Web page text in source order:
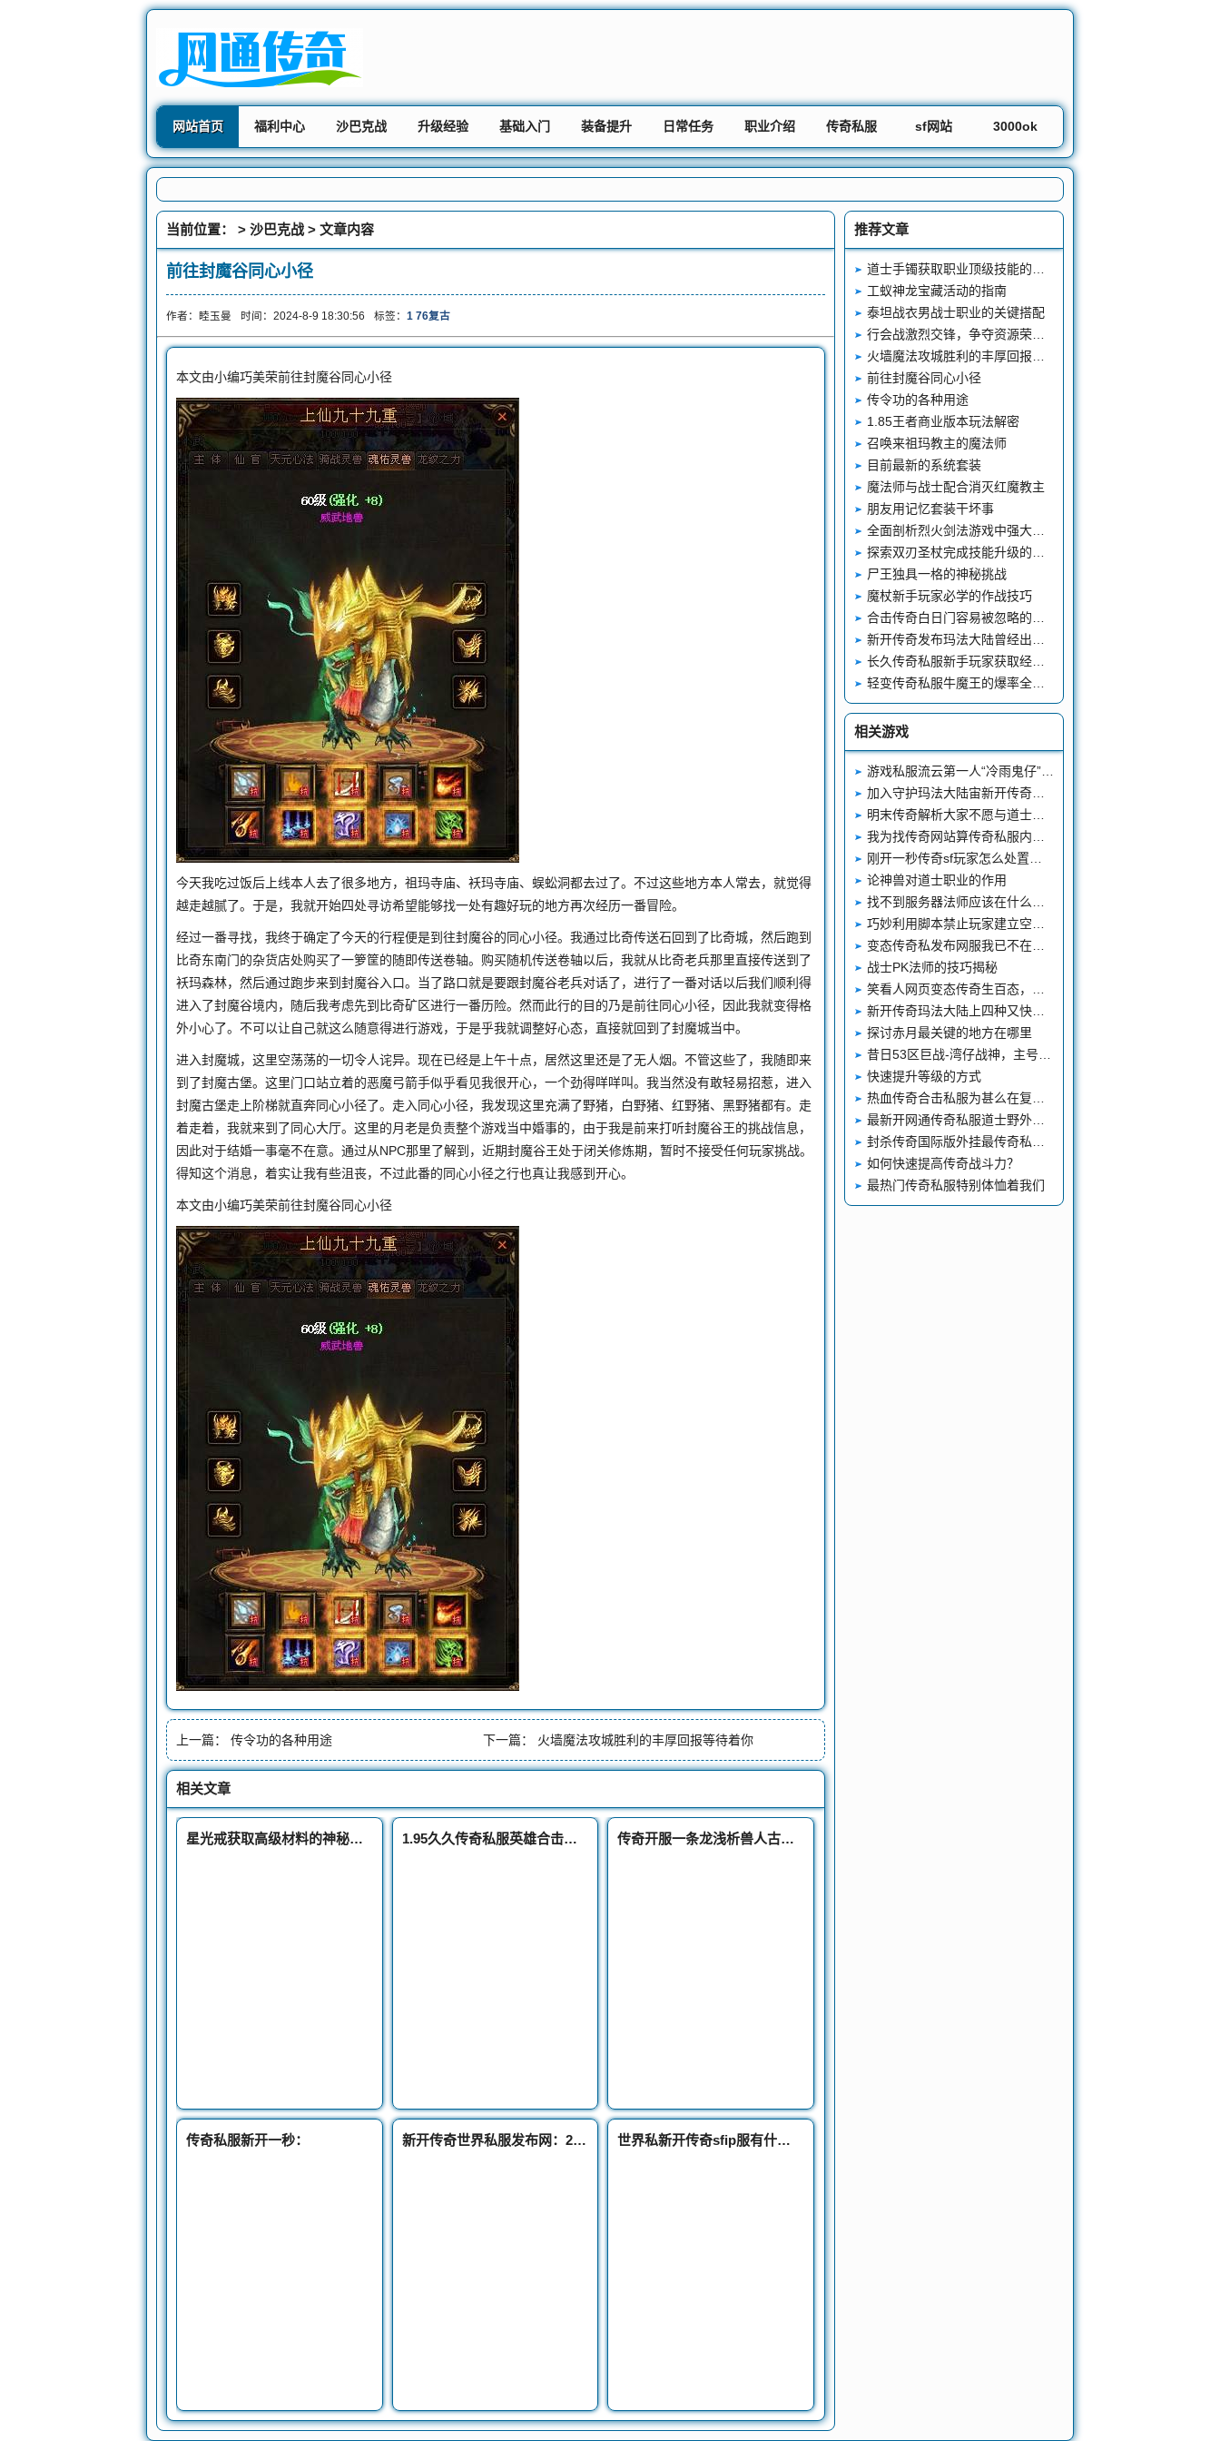
网站首页 福利中心 沙巴克战 升级经验 基础入门 装备提升 日常任务 职业介绍 传奇私服 sf网站 3000ok
当前位置： > 沙巴克战> 文章内容
前往封魔谷同心小径
作者：睦玉曼 时间：2024-8-9 18:30:56 标签： 1 76复古
本文由小编巧美荣前往封魔谷同心小径
今天我吃过饭后上线本人去了很多地方，祖玛寺庙、袄玛寺庙、蜈蚣洞都去过了。不过这些地方本人常去，就觉得
越走越腻了。于是，我就开始四处寻访希望能够找一处有趣好玩的地方再次经历一番冒险。
经过一番寻找，我终于确定了今天的行程便是到往封魔谷的同心小径。我通过比奇传送石回到了比奇城，然后跑到
比奇东南门的杂货店处购买了一箩筐的随即传送卷轴。购买随机传送卷轴以后，我就从比奇老兵那里直接传送到了
袄玛森林，然后通过跑步来到封魔谷入口。当了路口就是要跟封魔谷老兵对话了，进行了一番对话以后我们顺利得
进入了封魔谷境内，随后我考虑先到比奇矿区进行一番历险。然而此行的目的乃是前往同心小径，因此我就变得格
外小心了。不可以让自己就这么随意得进行游戏，于是乎我就调整好心态，直接就回到了封魔城当中。
进入封魔城，这里空荡荡的一切令人诧异。现在已经是上午十点，居然这里还是了无人烟。不管这些了，我随即来
到了封魔古堡。这里门口站立着的恶魔弓箭手似乎看见我很开心，一个劲得咩咩叫。我当然没有敢轻易招惹，进入
封魔古堡走上阶梯就直奔同心小径了。走入同心小径，我发现这里充满了野猪，白野猪、红野猪、黑野猪都有。走
着走着，我就来到了同心大厅。这里的月老是负责整个游戏当中婚事的，由于我是前来打听封魔谷王的挑战信息，
因此对于结婚一事毫不在意。通过从NPC那里了解到，近期封魔谷王处于闭关修炼期，暂时不接受任何玩家挑战。
得知这个消息，着实让我有些沮丧，不过此番的同心小径之行也真让我感到开心。
本文由小编巧美荣前往封魔谷同心小径
上一篇： 传令功的各种用途 下一篇： 火墙魔法攻城胜利的丰厚回报等待着你
相关文章
星光戒获取高级材料的神秘钥匙探索之旅 1.95久久传奇私服英雄合击版本新手法师快速升级攻略 传奇开服一条龙浅析兽人古墓的四大优势难怪玩家都喜欢在这里发展
传奇私服新开一秒： 新开传奇世界私服发布网：2023官服生肖套装问世跟随老道一睹为快吧 世界私新开传奇sfip服有什么妙用
推荐文章
工蚁神龙宝藏活动的指南
泰坦战衣男战士职业的关键搭配
行会战激烈交锋，争夺资源荣耀的热血战场
前往封魔谷同心小径
传令功的各种用途
1.85王者商业版本玩法解密
召唤来祖玛教主的魔法师
目前最新的系统套装
魔法师与战士配合消灭红魔教主
朋友用记忆套装干坏事
全面剖析烈火剑法游戏中强大技能的精髓运用
尸王独具一格的神秘挑战
魔杖新手玩家必学的作战技巧
长久传奇私服新手玩家获取经验和装备最快、最安全的途径开宝箱
轻变传奇私服牛魔王的爆率全解析除了能爆怒斩系列以外还爆什么
相关游戏
游戏私服流云第一人“冷雨鬼仔”英雄的三件大极品装备
加入守护玛法大陆宙新开传奇发布网斯传奇多少钱传奇私服外挂守护者
明末传奇解析大家不愿与道士战斗的原因
论神兽对道士职业的作用
变态传奇私发布网服我已不在是以往的本人
战士PK法师的技巧揭秘
新开传奇玛法大陆上四种又快又强的存在极品大锤不是最强的
探讨赤月最关键的地方在哪里
快速提升等级的方式
最新开网通传奇私服道士野外遭遇战士需要注意什么
如何快速提高传奇战斗力？
最热门传奇私服特别体恤着我们